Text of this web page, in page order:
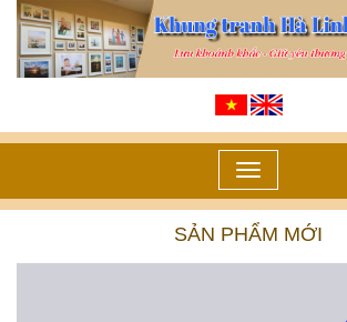
Toggle
navigation
SẢN PHẨM MỚI